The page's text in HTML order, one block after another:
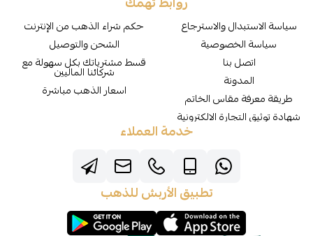
سياسة الاستبدال والاسترجاع
سياسة الخصوصية
اتصل بنا
المدونة
طريقة معرفة مقاس الخاتم
شهادة توثيق التجارة الالكترونية
حكم شراء الذهب من الإنترنت
الشحن والتوصيل
قسط مشترياتك بكل سهولة مع
شركائنا الماليين
اسعار الذهب مباشرة
خدمة العملاء
تطبيق الأربش للذهب